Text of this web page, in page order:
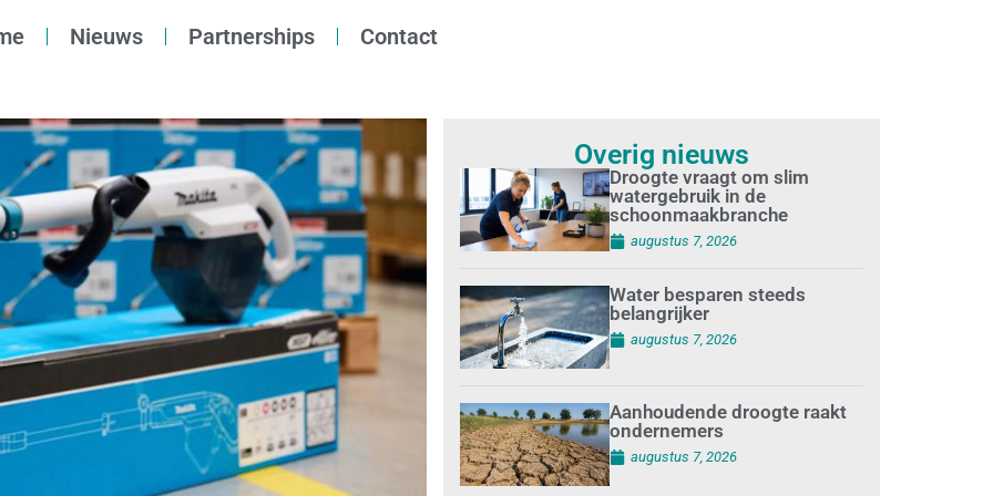
Nieuws Partnerships Contact
Overig nieuws
Droogte vraagt om slim
watergebruik in de
schoonmaakbranche
augustus 7, 2026
Water besparen steeds
belangrijker
augustus 7, 2026
Aanhoudende droogte raakt
ondernemers
augustus 7, 2026